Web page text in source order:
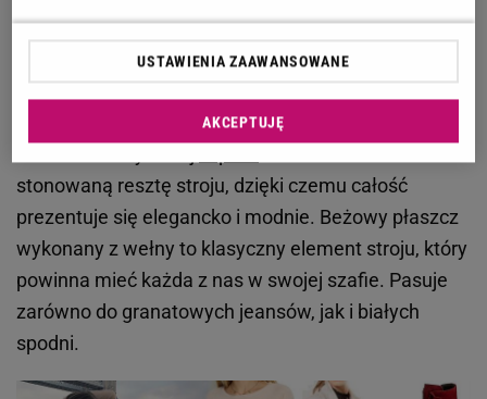
Anna Wendzikowska wybrała botki w żywym
stonowaną resztę stroju, dzięki czemu całość
prezentuje się elegancko i modnie. Beżowy płaszcz
wykonany z wełny to klasyczny element stroju, który
powinna mieć każda z nas w swojej szafie. Pasuje
zarówno do granatowych jeansów, jak i białych
spodni.
USTAWIENIA ZAAWANSOWANE
AKCEPTUJĘ